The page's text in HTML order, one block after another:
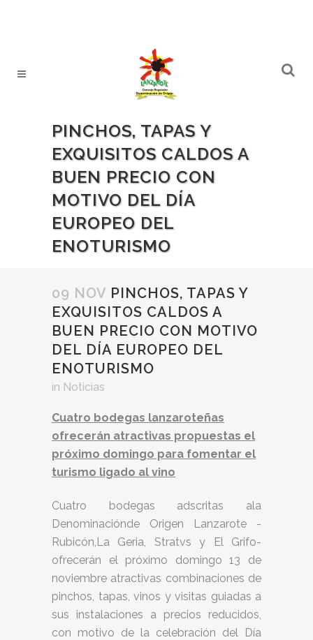
PINCHOS, TAPAS Y
EXQUISITOS CALDOS A
BUEN PRECIO CON
MOTIVO DEL DÍA
EUROPEO DEL
ENOTURISMO
09 NOV PINCHOS, TAPAS Y
EXQUISITOS CALDOS A
BUEN PRECIO CON MOTIVO
DEL DÍA EUROPEO DEL
ENOTURISMO
in Noticias
Cuatro bodegas lanzaroteñas
ofrecerán atractivas propuestas el
próximo domingo para fomentar el
turismo ligado al vino
Cuatro bodegas adscritas ala
Denominaciónde Origen Lanzarote -
Rubicón,La Geria, Stratvs y El Grifo-
ofrecerán el próximo domingo 13 de
noviembre atractivas combinaciones de
pinchos, tapas, vinos y visitas guiadas a
sus instalaciones a precios reducidos,
con motivo de la celebración del Día